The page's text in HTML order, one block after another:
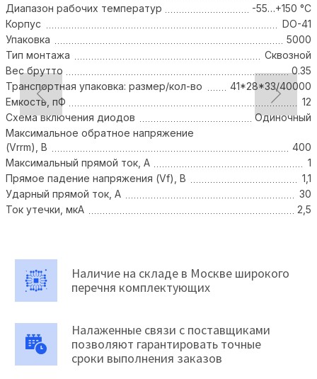
Диапазон рабочих температур
-55…+150 °С
Корпус
DO-41
Упаковка
5000
Тип монтажа
Сквозной
Вес брутто
0.35
Транспортная упаковка: размер/кол-во
41*28*33/40000
Емкость, пФ
12
Схема включения диодов
Одиночный
Максимальное обратное напряжение
(Vrrm), В
400
Максимальный прямой ток, А
1
Прямое падение напряжения (Vf), В
1,1
Ударный прямой ток, А
30
Ток утечки, мкА
2,5
Наличие на складе в Москве широкого
перечня комплектующих
Налаженные связи с поставщиками
позволяют гарантировать точные
сроки выполнения заказов